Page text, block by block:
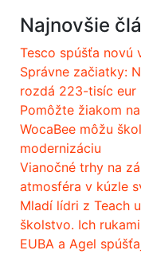
Najnovšie
Tesco spúšťa novú
Správne začiatky:
rozdá 223-tisíc eur
Pomôžte žiakom
WocaBee môžu
modernizáciu
Vianočné trhy na
atmosféra v kúzle
Mladí lídri z Teach
školstvo. Ich
EUBA a Agel